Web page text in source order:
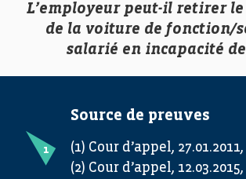
L’employeur peut-il retirer
de la voiture de fonction/
salarié en incapacité
Source de preuves
(1) Cour d’appel,
(2) Cour d’appel,